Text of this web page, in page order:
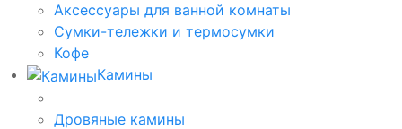
Аксессуары для ванной комнаты
Сумки-тележки и термосумки
Кофе
Камины
Дровяные камины